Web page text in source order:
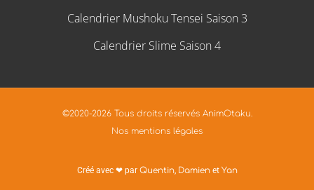
Calendrier Mushoku Tensei Saison 3
Calendrier Slime Saison 4
©2020-2026 Tous droits réservés AnimOtaku.
Nos mentions légales
Créé avec ❤ par Quentin, Damienet Yan